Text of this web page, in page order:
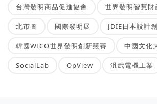
台灣發明商品促進協會 世界發明智慧財
北市圖 國際發明展 JDIE日本設計
韓國WICO世界發明創新競賽 中國文化
SocialLab OpView 汎武電機工業